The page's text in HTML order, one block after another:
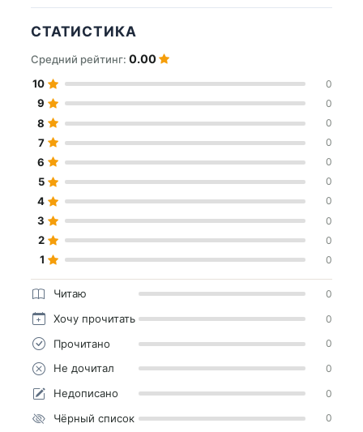
СТАТИСТИКА
Средний рейтинг: 0.00
10 0
9 0
8 0
7 0
6 0
5 0
4 0
3 0
2 0
1 0
Читаю 0
Хочу прочитать 0
Прочитано 0
Не дочитал 0
Недописано 0
Чёрный список 0